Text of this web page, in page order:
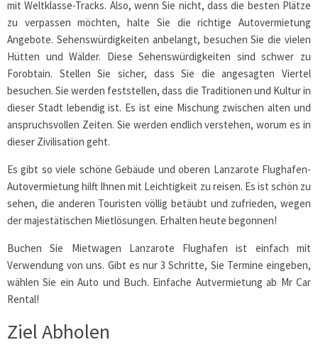
mit Weltklasse-Tracks. Also, wenn Sie nicht, dass die besten Plätze
zu verpassen möchten, halte Sie die richtige Autovermietung
Angebote. Sehenswürdigkeiten anbelangt, besuchen Sie die vielen
Hütten und Wälder. Diese Sehenswürdigkeiten sind schwer zu
Forobtain. Stellen Sie sicher, dass Sie die angesagten Viertel
besuchen. Sie werden feststellen, dass die Traditionen und Kultur in
dieser Stadt lebendig ist. Es ist eine Mischung zwischen alten und
anspruchsvollen Zeiten. Sie werden endlich verstehen, worum es in
dieser Zivilisation geht.
Es gibt so viele schöne Gebäude und oberen Lanzarote Flughafen-
Autovermietung hilft Ihnen mit Leichtigkeit zu reisen. Es ist schön zu
sehen, die anderen Touristen völlig betäubt und zufrieden, wegen
der majestätischen Mietlösungen. Erhalten heute begonnen!
Buchen Sie Mietwagen Lanzarote Flughafen ist einfach mit
Verwendung von uns. Gibt es nur 3 Schritte, Sie Termine eingeben,
wählen Sie ein Auto und Buch. Einfache Autvermietung ab Mr Car
Rental!
Ziel Abholen